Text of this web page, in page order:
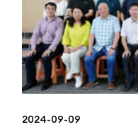
2024-09-09